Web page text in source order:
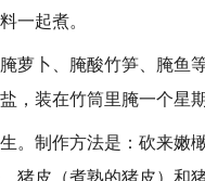
一起煮。
卜、腌酸竹笋、腌鱼等
，装在竹筒里腌一个星
制作方法是：砍来嫩
猪皮（煮熟的猪皮）和